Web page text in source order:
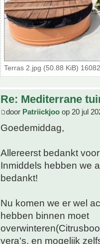
Terras 2.jpg (50.88 KiB)
Re: Mediterrane
door Patriickjoo op 20 jul
Goedemiddag,
Allereerst bedankt
Inmiddels hebben we
bedankt!
Nu komen we er wel
hebben binnen moet
vera's, en mogelijk